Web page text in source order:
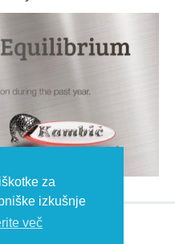
za
izkušnje
več